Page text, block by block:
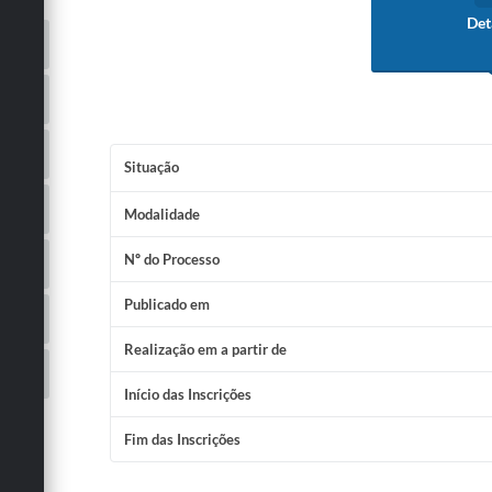
Situação
Modalidade
Nº do Processo
Publicado em
Realização em a partir de
Início das Inscrições
Fim das Inscrições